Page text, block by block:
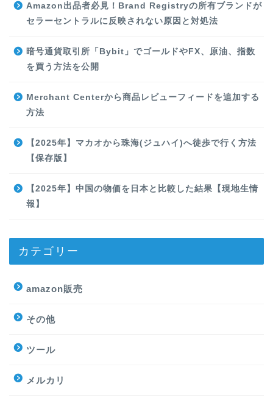
Amazon出品者必見！Brand Registryの所有ブランドが
セラーセントラルに反映されない原因と対処法
暗号通貨取引所「Bybit」でゴールドやFX、原油、指数
を買う方法を公開
Merchant Centerから商品レビューフィードを追加する
方法
【2025年】マカオから珠海(ジュハイ)へ徒歩で行く方法
【保存版】
【2025年】中国の物価を日本と比較した結果【現地生情
報】
カテゴリー
amazon販売
その他
ツール
メルカリ